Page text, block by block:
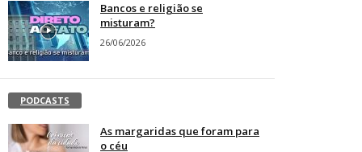
Bancos e religião se
misturam?
26/06/2026
PODCASTS
As margaridas que foram para
o céu